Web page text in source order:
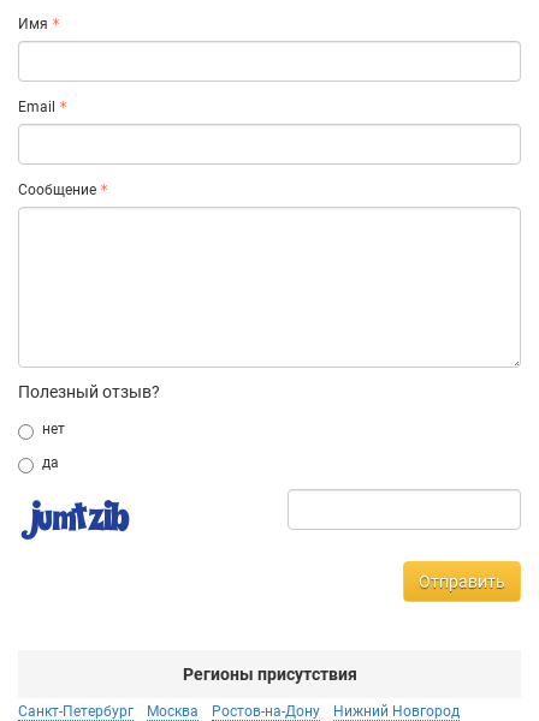
Имя
Email
Сообщение
Полезный отзыв?
нет
да
Отправить
Регионы присутствия
Санкт-Петербург Москва Ростов-на-Дону
Нижний Новгород